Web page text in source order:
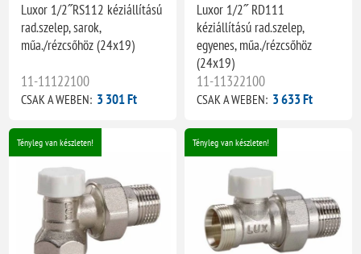
Luxor 1/2˝RS112 kéziállítású
rad.szelep, sarok,
műa./rézcsőhöz (24x19)
11-11122100
CSAK A WEBEN: 3 301 Ft
Luxor 1/2˝ RD111
kéziállítású rad.szelep,
egyenes, műa./rézcsőhöz
(24x19)
11-11322100
CSAK A WEBEN: 3 633 Ft
Tényleg van készleten! Tényleg van készleten!